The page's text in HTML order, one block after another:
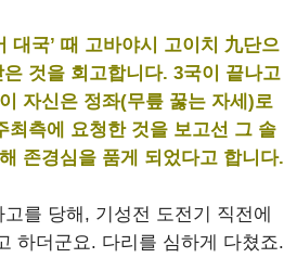
대국’ 때 고바야시 고이치 九단으
것을 회고합니다. 3국이 끝나고
자신은 정좌(무릎 꿇는 자세)로
최측에 요청한 것을 보고선 그 솔
존경심을 품게 되었다고 합니다.
를 당해, 기성전 도전기 직전에
하더군요. 다리를 심하게 다쳤죠.